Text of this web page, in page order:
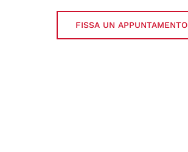
FISSA UN APPUNTAMENTO